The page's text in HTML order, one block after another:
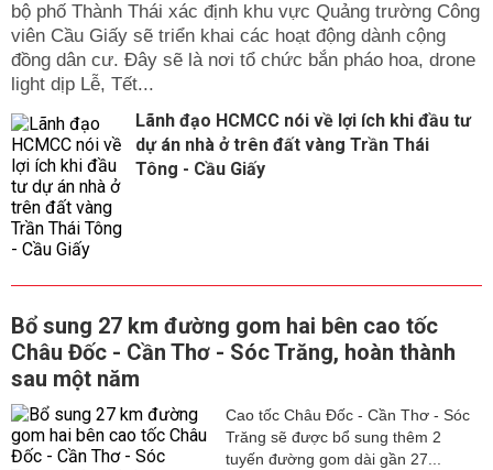
bộ phố Thành Thái xác định khu vực Quảng trường Công
viên Cầu Giấy sẽ triển khai các hoạt động dành cộng
đồng dân cư. Đây sẽ là nơi tổ chức bắn pháo hoa, drone
light dịp Lễ, Tết...
Lãnh đạo HCMCC nói về lợi ích khi đầu tư
dự án nhà ở trên đất vàng Trần Thái
Tông - Cầu Giấy
Bổ sung 27 km đường gom hai bên cao tốc
Châu Đốc - Cần Thơ - Sóc Trăng, hoàn thành
sau một năm
Cao tốc Châu Đốc - Cần Thơ - Sóc
Trăng sẽ được bổ sung thêm 2
tuyến đường gom dài gần 27...